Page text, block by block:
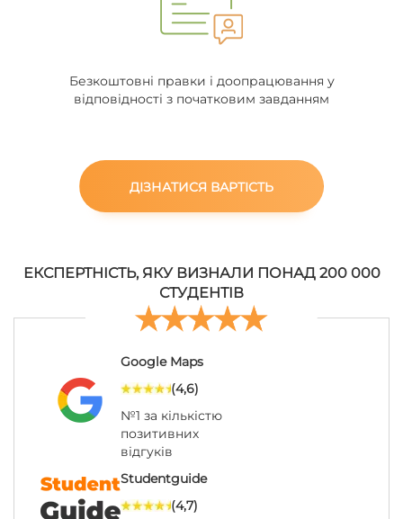
Безкоштовні правки і доопрацювання у
відповідності з початковим завданням
ДІЗНАТИСЯ ВАРТІСТЬ
ЕКСПЕРТНІСТЬ, ЯКУ ВИЗНАЛИ ПОНАД 200 000
СТУДЕНТІВ
Google Maps
(4,6)
№1 за кількістю
позитивних
відгуків
Studentguide
(4,7)